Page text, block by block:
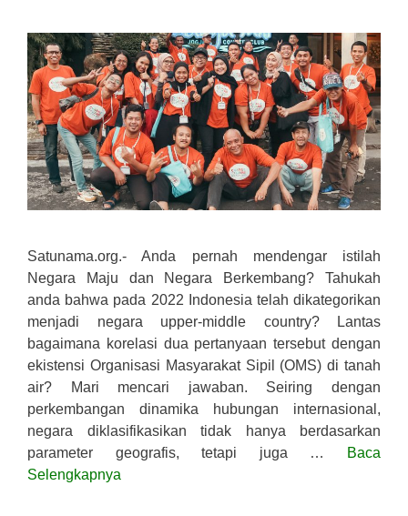
Satunama.org.- Anda pernah mendengar istilah
Negara Maju dan Negara Berkembang? Tahukah
anda bahwa pada 2022 Indonesia telah dikategorikan
menjadi negara upper-middle country? Lantas
bagaimana korelasi dua pertanyaan tersebut dengan
ekistensi Organisasi Masyarakat Sipil (OMS) di tanah
air? Mari mencari jawaban. Seiring dengan
perkembangan dinamika hubungan internasional,
negara diklasifikasikan tidak hanya berdasarkan
parameter geografis, tetapi juga …
Baca
Selengkapnya